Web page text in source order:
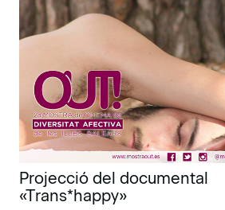
Projecció del documental
«Trans*happy»